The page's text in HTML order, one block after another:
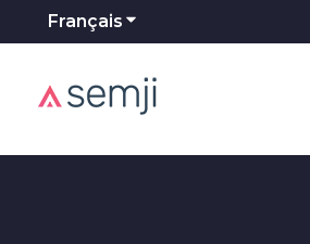
Français Afficher le sous-